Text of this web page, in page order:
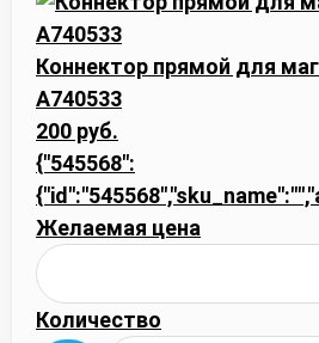
Коннектор прямой для
A740533
200 руб.
{"545568":
Желаемая цена
Количество